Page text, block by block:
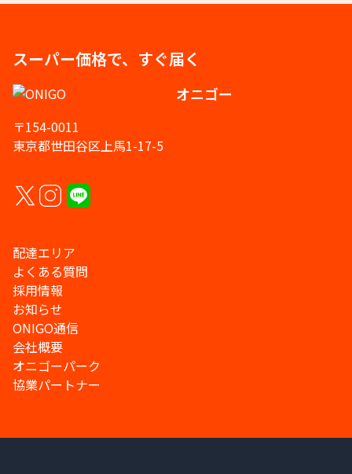
スーパー価格で、すぐ届く
オニゴー
〒154-0011
東京都世田谷区上馬1-17-5
配達エリア
よくある質問
採用情報
お知らせ
ONIGO通信
会社概要
オニゴーパーク
協業パートナー